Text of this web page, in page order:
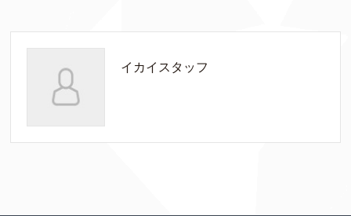
イカイスタッフ